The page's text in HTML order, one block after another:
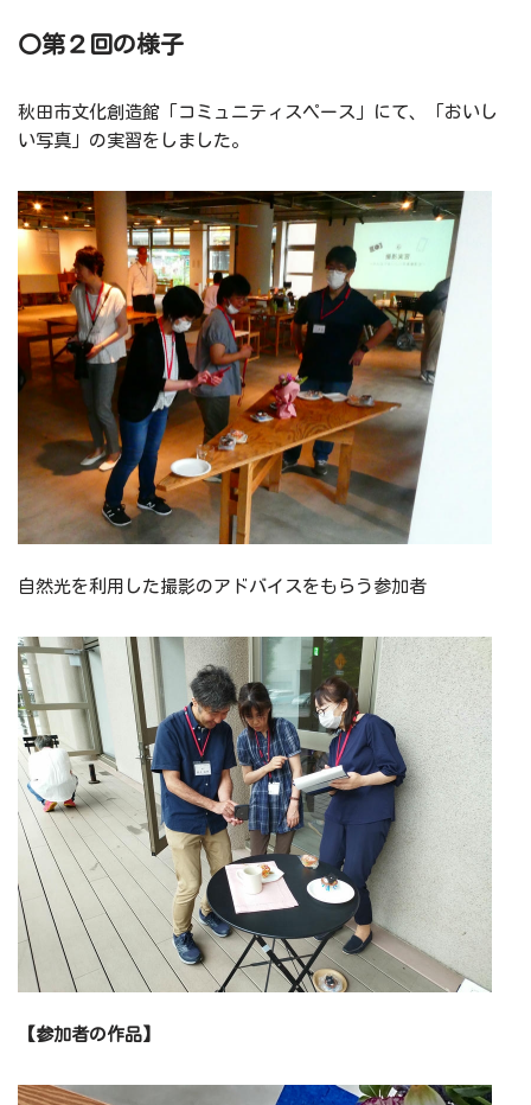
〇第２回の様子
秋田市文化創造館「コミュニティスペース」にて、「おいし
い写真」の実習をしました。
自然光を利用した撮影のアドバイスをもらう参加者
【参加者の作品】